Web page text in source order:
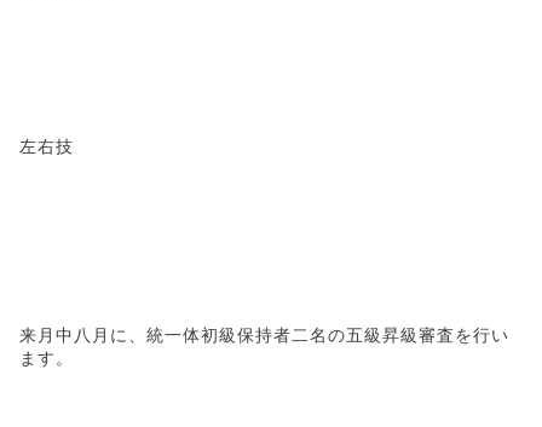
左右技
来月中八月に、統一体初級保持者二名の五級昇級審査を行い
ます。